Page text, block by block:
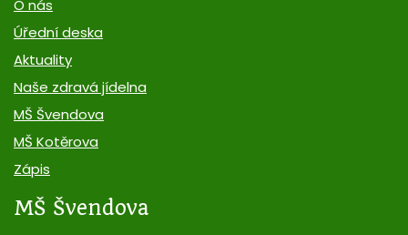
O nás
Úřední deska
Aktuality
Naše zdravá jídelna
MŠ Švendova
MŠ Kotěrova
Zápis
MŠ Švendova